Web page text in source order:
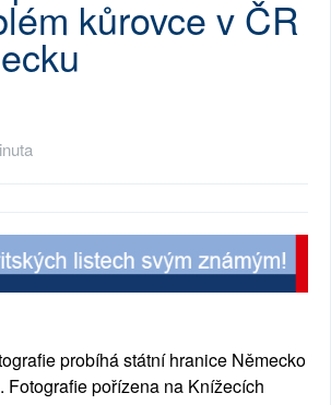
kůrovce v ČR
probíhá státní hranice Německo
Fotografie pořízena na Knížecích